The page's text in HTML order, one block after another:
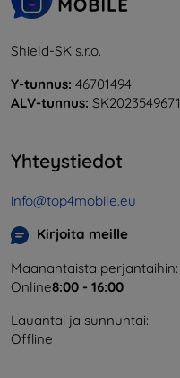
Shield-SK s.r.o.
Y-tunnus: 46701494
ALV-tunnus: SK2023549671
Yhteystiedot
info@top4mobile.eu
Kirjoita meille
Maanantaista perjantaihin:
Online8:00 - 16:00
Lauantai ja sunnuntai:
Offline